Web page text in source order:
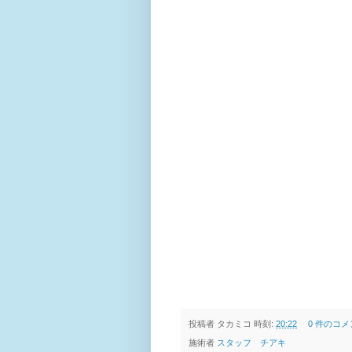
投稿者 タカミコ 時刻: 20:22 0 件のコ
施術者 スタッフ チアキ